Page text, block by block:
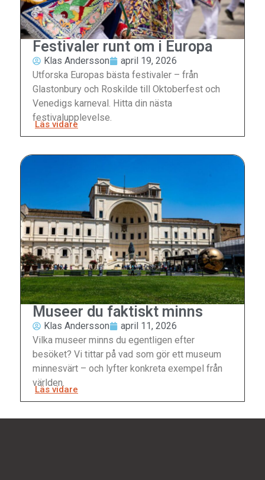
Festivaler runt om i Europa
Klas Andersson
april 19, 2026
Utforska Europas bästa festivaler – från
Glastonbury och Roskilde till Oktoberfest och
Venedigs karneval. Hitta din nästa
festivalupplevelse.
Läs vidare
Museer du faktiskt minns
Klas Andersson
april 11, 2026
Vilka museer minns du egentligen efter
besöket? Vi tittar på vad som gör ett museum
minnesvärt – och lyfter konkreta exempel från
världen.
Läs vidare